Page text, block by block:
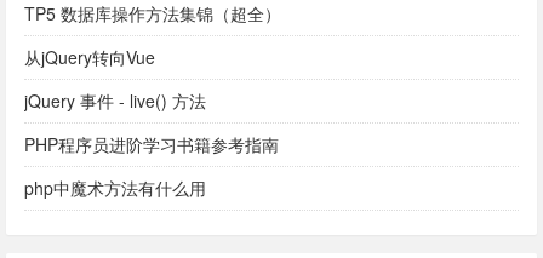
TP5 数据库操作方法集锦（超全）
从jQuery转向Vue
jQuery 事件 - live() 方法
PHP程序员进阶学习书籍参考指南
php中魔术方法有什么用